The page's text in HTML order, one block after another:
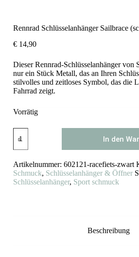
Rennrad Schlüsselanhänger Sailbrace
€14,90
Dieser Rennrad-Schlüsselanhänger von
nur ein Stück Metall, das an Ihren
stilvolles und zeitloses Symbol, das die
Fahrrad zeigt.
Vorrätig
Schlüsselanhänger
Sailbrace
Menge
In den
Artikelnummer: 602121-racefiets-zwart
Schmuck, Schlüsselanhänger & Öffner
Schlüsselanhänger, Sport schmuck
Beschreibung